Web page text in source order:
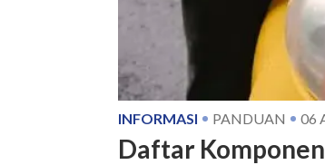
INFORMASI PANDUAN 06
Daftar